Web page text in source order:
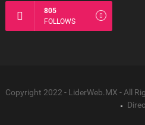
805
FOLLOWS
Copyright 2022 - LiderWeb.MX - All